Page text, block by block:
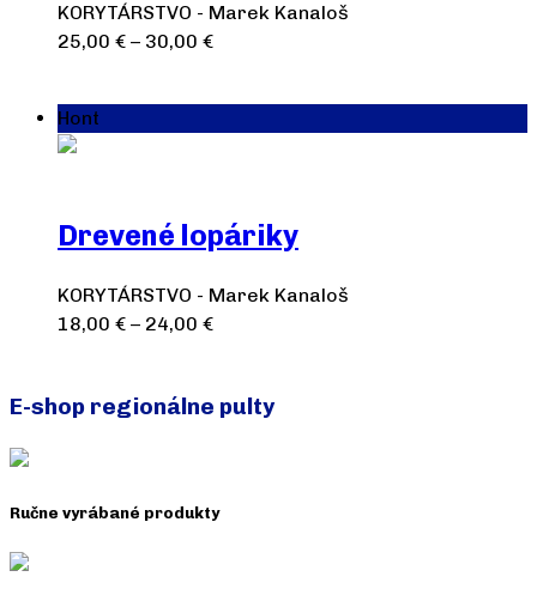
KORYTÁRSTVO - Marek Kanaloš
25,00 € – 30,00 €
Hont
Drevené lopáriky
KORYTÁRSTVO - Marek Kanaloš
18,00 € – 24,00 €
E-shop regionálne pulty
Ručne vyrábané produkty